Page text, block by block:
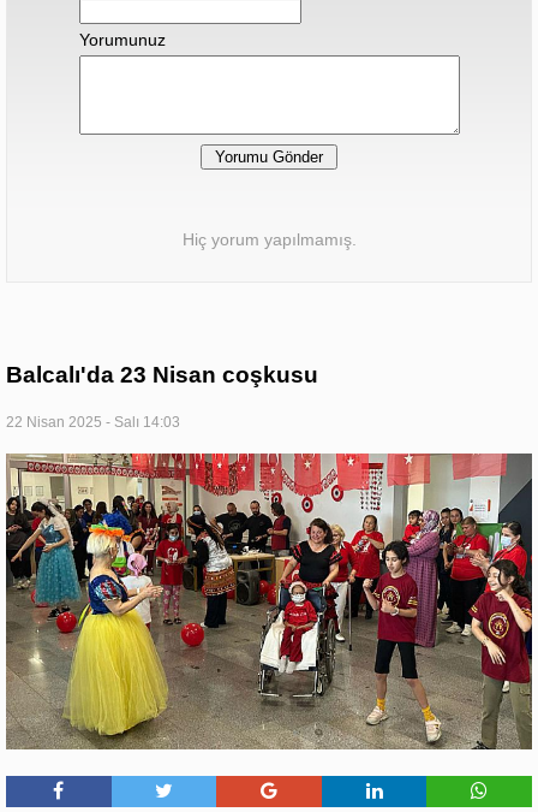
Yorumunuz
Hiç yorum yapılmamış.
Balcalı'da 23 Nisan coşkusu
22 Nisan 2025 - Salı 14:03